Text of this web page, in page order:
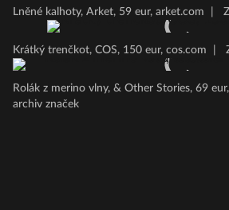
Lněné kalhoty, Arket, 59 eur, arket.com
Krátký trenčkot, COS, 150 eur, cos.com
Rolák z merino vlny, & Other Stories, 69
archiv značek